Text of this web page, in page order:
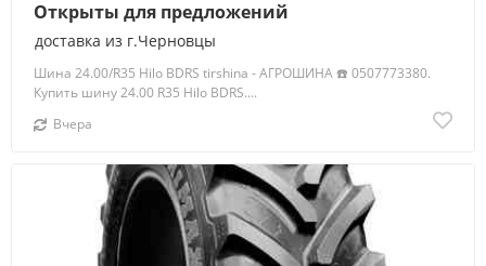
доставка из г.Черновцы
Открыты для предложений
Шина 24.00/R35 Hilo BDRS tirshina - АГРОШИНА ☎️ 0507773380.
Купить шину 24.00 R35 Hilo BDRS....
Вчера